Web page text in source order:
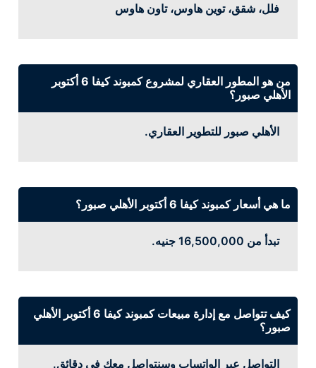
فلل، شقق، توين هاوس، تاون هاوس
من هو المطور العقاري لمشروع كمبوند كيفا 6 أكتوبر
الأهلي صبور؟
الأهلي صبور للتطوير العقاري.
ما هي أسعار كمبوند كيفا 6 أكتوبر الأهلي صبور؟
تبدأ من 16,500,000 جنيه.
كيف تتواصل مع إدارة مبيعات كمبوند كيفا 6 أكتوبر الأهلي
صبور؟
التواصل عبر الواتساب وسنتواصل معك في دقائق.